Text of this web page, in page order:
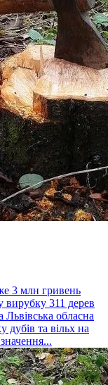
3 млн гривень
вирубку 311 дерев
обласна
дубів та вільх на